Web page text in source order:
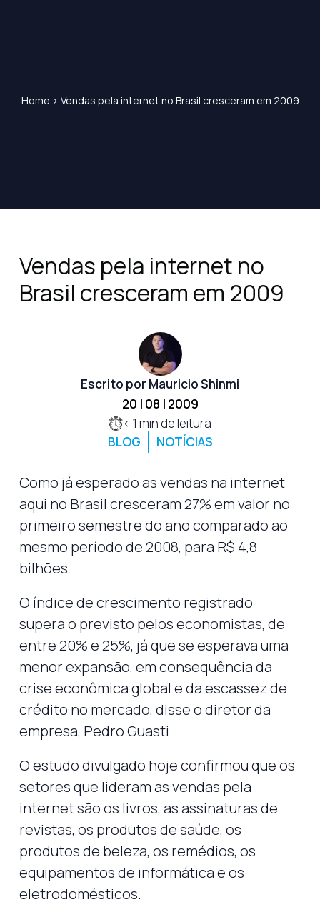
Home > Vendas pela internet no Brasil cresceram em 2009
Vendas pela internet no
Brasil cresceram em 2009
Escrito por Mauricio Shinmi
20 | 08 | 2009
< 1 min de leitura
BLOG
NOTÍCIAS
Como já esperado as vendas na internet
aqui no Brasil cresceram 27% em valor no
primeiro semestre do ano comparado ao
mesmo período de 2008, para R$ 4,8
bilhões.
O índice de crescimento registrado
supera o previsto pelos economistas, de
entre 20% e 25%, já que se esperava uma
menor expansão, em consequência da
crise econômica global e da escassez de
crédito no mercado, disse o diretor da
empresa, Pedro Guasti.
O estudo divulgado hoje confirmou que os
setores que lideram as vendas pela
internet são os livros, as assinaturas de
revistas, os produtos de saúde, os
produtos de beleza, os remédios, os
equipamentos de informática e os
eletrodomésticos.